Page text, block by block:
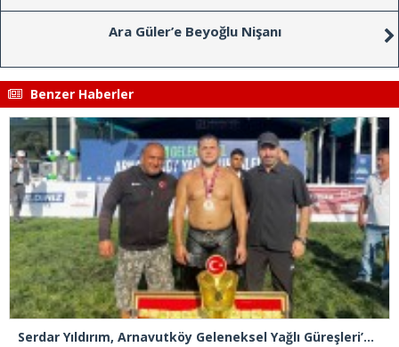
Ara Güler’e Beyoğlu Nişanı
Benzer Haberler
Serdar Yıldırım, Arnavutköy Geleneksel Yağlı Güreşleri’nin Başpehlivanı